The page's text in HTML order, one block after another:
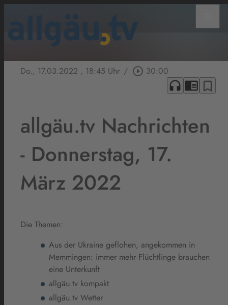
Do., 17.03.2022 , 18:45 Uhr / play_circle_outline 30:00
headphones chrome_reader_mode bookmark_border
allgäu.tv Nachrichten
- Donnerstag, 17.
März 2022
Die Themen:
Aus der Ukraine geflohen, angekommen in
Memmingen: immer mehr Flüchtlinge brauchen
eine Unterkunft
allgäu.tv kompakt
allgäu.tv Wetter